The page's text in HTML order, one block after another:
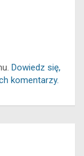
Dowiedz się,
komentarzy.